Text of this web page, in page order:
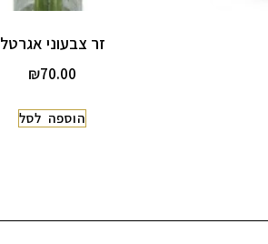
זר צבעוני אגרטל
₪70.00
הוספה לסל